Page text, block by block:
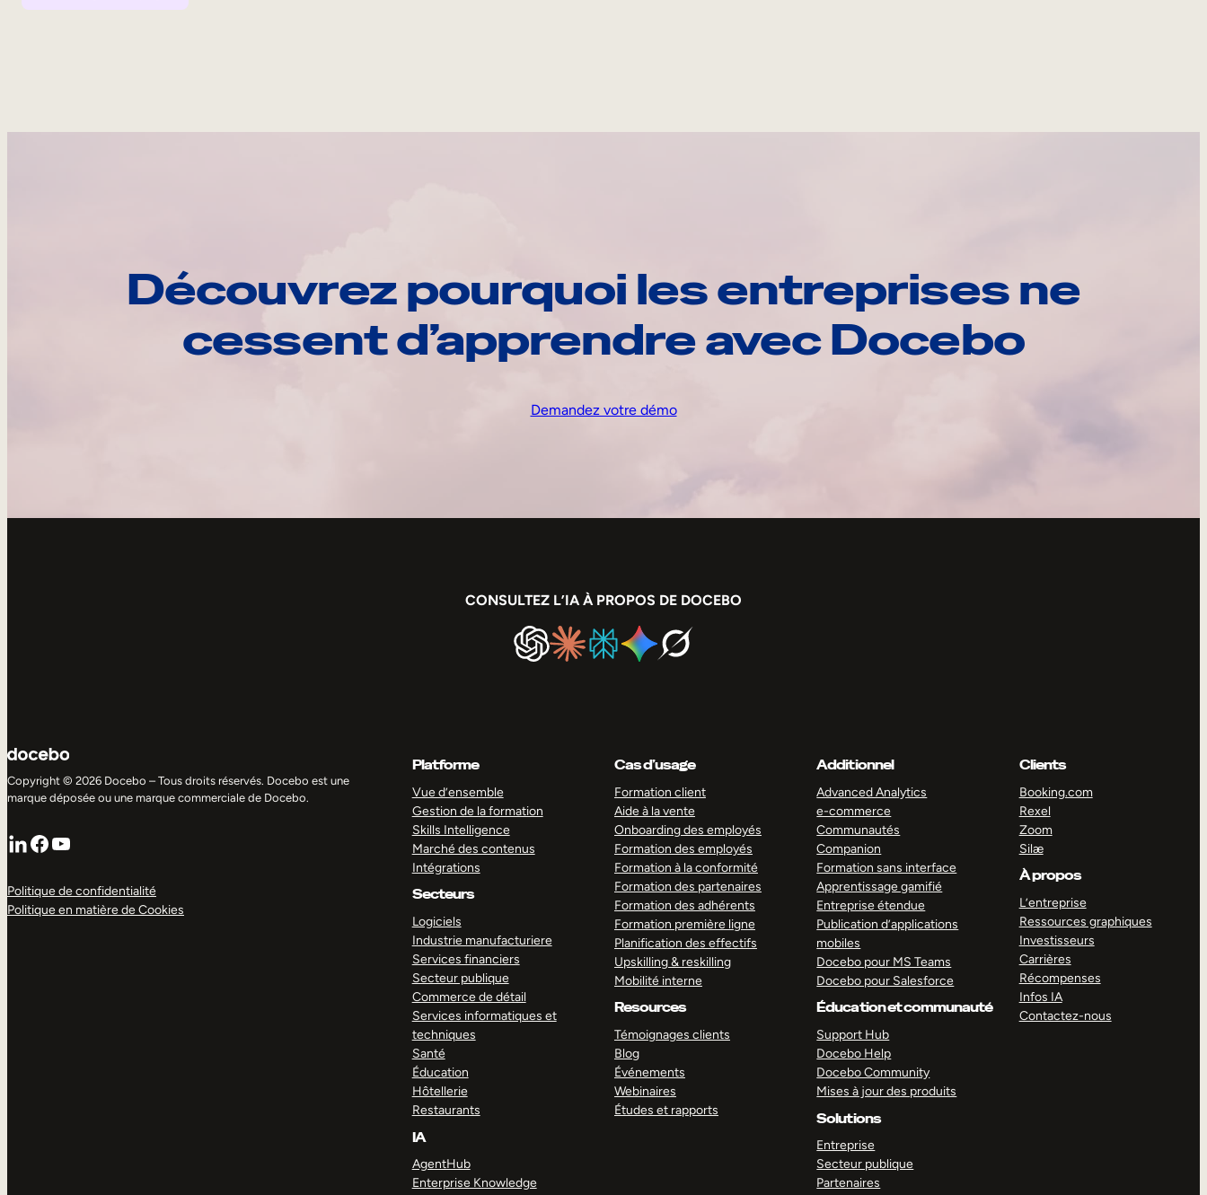
Découvrez pourquoi les entreprises ne
cessent d’apprendre avec Docebo
Demandez votre démo
CONSULTEZ L’IA À PROPOS DE DOCEBO
Copyright © 2026 Docebo – Tous droits réservés. Docebo est une
marque déposée ou une marque commerciale de Docebo.
LinkedIn
Facebook
YouTube
Politique de confidentialité
Politique en matière de Cookies
Platforme
Vue d’ensemble
Gestion de la formation
Skills Intelligence
Marché des contenus
Intégrations
Secteurs
Logiciels
Industrie manufacturiere
Services financiers
Secteur publique
Commerce de détail
Services informatiques et
techniques
Santé
Éducation
Hôtellerie
Restaurants
IA
AgentHub
Enterprise Knowledge
Cas d’usage
Formation client
Aide à la vente
Onboarding des employés
Formation des employés
Formation à la conformité
Formation des partenaires
Formation des adhérents
Formation première ligne
Planification des effectifs
Upskilling & reskilling
Mobilité interne
Resources
Témoignages clients
Blog
Événements
Webinaires
Études et rapports
Additionnel
Advanced Analytics
e-commerce
Communautés
Companion
Formation sans interface
Apprentissage gamifié
Entreprise étendue
Publication d’applications
mobiles
Docebo pour MS Teams
Docebo pour Salesforce
Éducation et communauté
Support Hub
Docebo Help
Docebo Community
Mises à jour des produits
Solutions
Entreprise
Secteur publique
Partenaires
Clients
Booking.com
Rexel
Zoom
Silæ
À propos
L’entreprise
Ressources graphiques
Investisseurs
Carrières
Récompenses
Infos IA
Contactez-nous